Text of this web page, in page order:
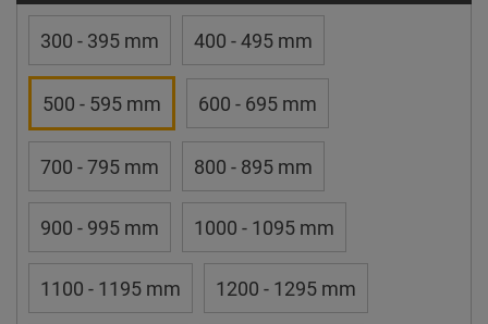
300 - 395 mm 400 - 495 mm
500 - 595 mm 600 - 695 mm
700 - 795 mm 800 - 895 mm
900 - 995 mm 1000 - 1095 mm
1100 - 1195 mm 1200 - 1295 mm